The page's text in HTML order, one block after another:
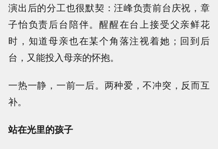
演出后的分工也很默契：汪峰负责前台庆祝，章
子怡负责后台陪伴。醒醒在台上接受父亲鲜花
时，知道母亲也在某个角落注视着她；回到后
台，又能投入母亲的怀抱。
一热一静，一前一后。两种爱，不冲突，反而互
补。
站在光里的孩子